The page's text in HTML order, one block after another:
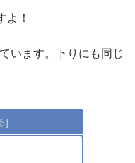
よ！
います。下りにも同じ